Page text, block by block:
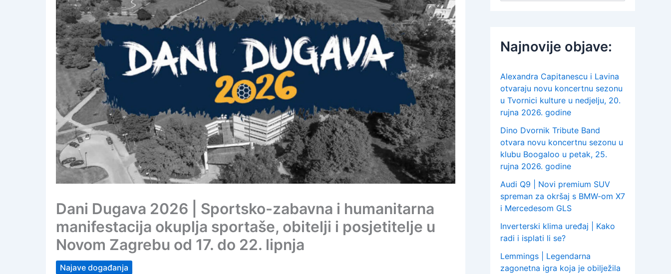
Dani Dugava 2026 | Sportsko-zabavna i humanitarna
manifestacija okuplja sportaše, obitelji i posjetitelje u
Novom Zagrebu od 17. do 22. lipnja
Najave događanja
:
Najnovije objave:
Alexandra Capitanescu i Lavina
otvaraju novu koncertnu sezonu
u Tvornici kulture u nedjelju, 20.
rujna 2026. godine
Dino Dvornik Tribute Band
otvara novu koncertnu sezonu u
klubu Boogaloo u petak, 25.
rujna 2026. godine
Audi Q9 | Novi premium SUV
spreman za okršaj s BMW-om X7
i Mercedesom GLS
Inverterski klima uređaj | Kako
radi i isplati li se?
Lemmings | Legendarna
zagonetna igra koja je obilježila